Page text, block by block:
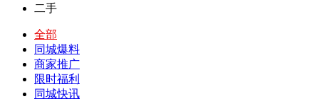
二手
全部
同城爆料
商家推广
限时福利
同城快讯